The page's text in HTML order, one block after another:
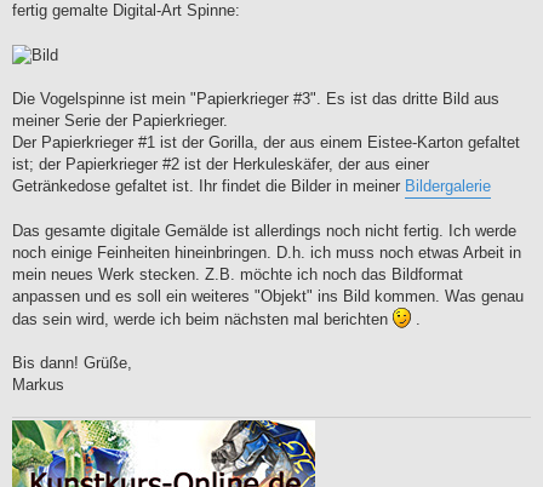
fertig gemalte Digital-Art Spinne:
Die Vogelspinne ist mein "Papierkrieger #3". Es ist das dritte Bild aus
meiner Serie der Papierkrieger.
Der Papierkrieger #1 ist der Gorilla, der aus einem Eistee-Karton gefaltet
ist; der Papierkrieger #2 ist der Herkuleskäfer, der aus einer
Getränkedose gefaltet ist. Ihr findet die Bilder in meiner Bildergalerie
Das gesamte digitale Gemälde ist allerdings noch nicht fertig. Ich werde
noch einige Feinheiten hineinbringen. D.h. ich muss noch etwas Arbeit in
mein neues Werk stecken. Z.B. möchte ich noch das Bildformat
anpassen und es soll ein weiteres "Objekt" ins Bild kommen. Was genau
das sein wird, werde ich beim nächsten mal berichten
Bis dann! Grüße,
Markus